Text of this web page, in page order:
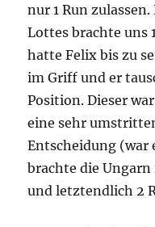
nur 1 Run
Lottes brachte uns
hatte Felix bis zu
im Griff und er
Position. Dieser
eine sehr
Entscheidung (war
brachte die
und letztendlich 2